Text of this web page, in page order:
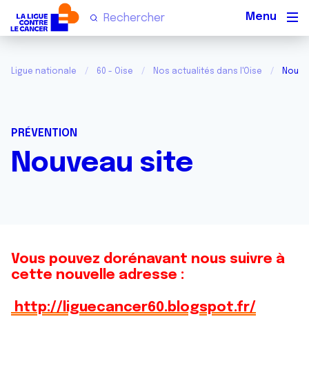
Ligue nationale 60 - Oise Nos actualités dans l'Oise
PRÉVENTION
Nouveau site
Vous pouvez dorénavant nous suivre à
cette nouvelle adresse :
http://liguecancer60.blogspot.fr/